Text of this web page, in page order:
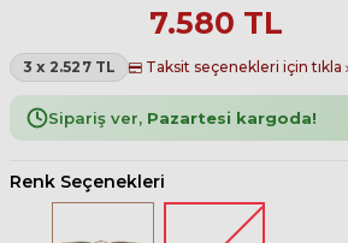
7.580 TL
3 x 2.527 TL Taksit seçenekleri için tıkla
Sipariş ver, Pazartesi kargoda!
Renk Seçenekleri